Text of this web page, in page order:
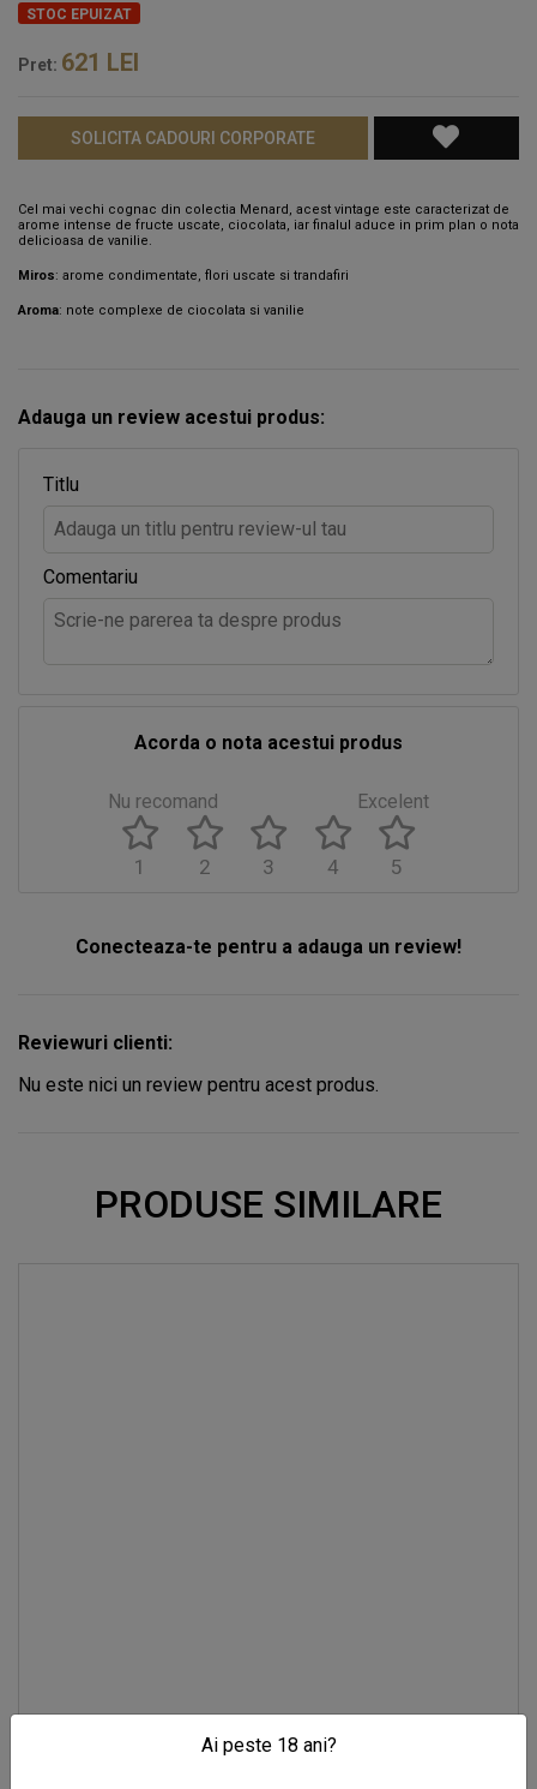
STOC EPUIZAT
Pret: 621 LEI
SOLICITA CADOURI CORPORATE
Cel mai vechi cognac din colectia Menard, acest vintage este caracterizat de
arome intense de fructe uscate, ciocolata, iar finalul aduce in prim plan o nota
delicioasa de vanilie.
Miros: arome condimentate, flori uscate si trandafiri
Aroma: note complexe de ciocolata si vanilie
Adauga un review acestui produs:
Titlu
Comentariu
Acorda o nota acestui produs
Nu recomand Excelent
5
4
3
2
1
Conecteaza-te pentru a adauga un review!
Reviewuri clienti:
Nu este nici un review pentru acest produs.
PRODUSE SIMILARE
Ai peste 18 ani?